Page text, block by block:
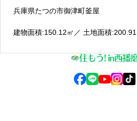
兵庫県たつの市御津町釜屋
建物面積:150.12㎡ ／ 土地面積:200.91